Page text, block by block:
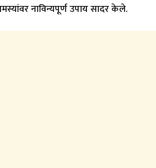
नाविन्यपूर्ण उपाय सादर केले.